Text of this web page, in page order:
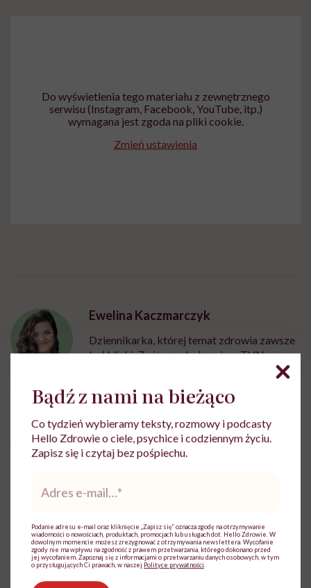
Do wyświetlenia tego materiału z zewnętrznego
serwisu (Instagram, Facebook, YouTube, itp.)
wymagana jest zgoda na pliki cookie.
Zmień ustawienia
Ewelina Kaczmarczyk
Dziennikarka, której temat zdrowia zawsze
był bliski. Związana była m.in. z TVN,
Polską Agencją Prasową i Wirtualną Polską
Zobacz profil
Udostępnij
Powiązane tematy:
Antykoncepcja Ginekologia
Bądź z nami na bieżąco
Co tydzień wybieramy teksty, rozmowy i podcasty
Hello Zdrowie o ciele, psychice i codziennym życiu.
Zapisz się i czytaj bez pośpiechu.
mail*
Podanie adresu e-mail oraz kliknięcie „Zapisz się” oznacza zgodę na otrzymywanie
wiadomości o nowościach, produktach, promocjach lub usługach dot. Hello Zdrowie. W
dowolnym momencie możesz zrezygnować z otrzymywania newslettera. Wycofanie
zgody nie ma wpływu na zgodność z prawem przetwarzania, którego dokonano przed
jej wycofaniem. Zapoznaj się z informacjami o przetwarzaniu danych osobowych, w tym
o przysługujących Ci prawach, w naszej Polityce prywatności